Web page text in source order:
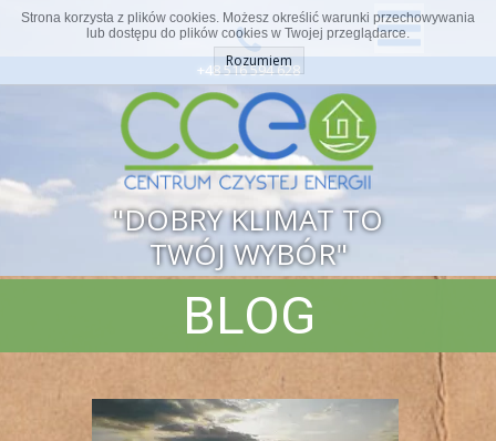
BLOG
"DOBRY KLIMAT TO
TWÓJ WYBÓR"
+48 516 594 628
Strona korzysta z plików cookies. Możesz określić warunki przechowywania
lub dostępu do plików cookies w Twojej przeglądarce.
Rozumiem